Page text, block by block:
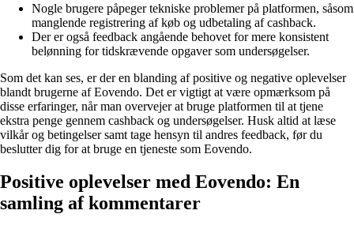
Nogle brugere påpeger tekniske problemer på platformen, såsom
manglende registrering af køb og udbetaling af cashback.
Der er også feedback angående behovet for mere konsistent
belønning for tidskrævende opgaver som undersøgelser.
Som det kan ses, er der en blanding af positive og negative oplevelser
blandt brugerne af Eovendo. Det er vigtigt at være opmærksom på
disse erfaringer, når man overvejer at bruge platformen til at tjene
ekstra penge gennem cashback og undersøgelser. Husk altid at læse
vilkår og betingelser samt tage hensyn til andres feedback, før du
beslutter dig for at bruge en tjeneste som Eovendo.
Positive oplevelser med Eovendo: En
samling af kommentarer